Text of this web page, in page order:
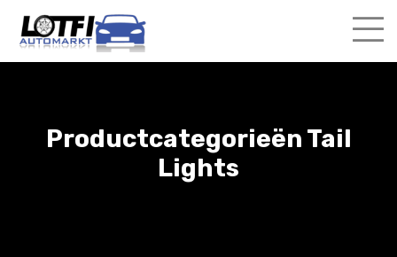
Productcategorieën Tail
Lights